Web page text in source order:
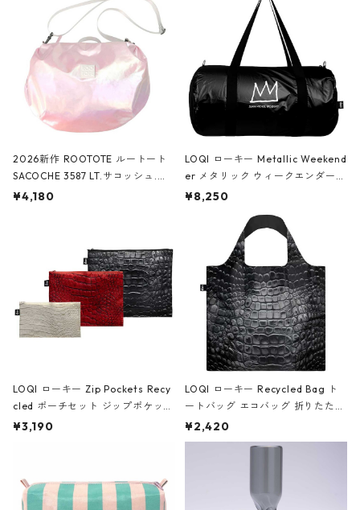
2026新作 ROOTOTE ルートート
SACOCHE 3587 LT.サコッシュ.ル
ミエ-B ショルダーバッグ グロスピ
¥4,180
LOQI ローキー Metallic Weekend
er メタリック ウィークエンダー
ボストンバッグ ショルダーバッグ
Black ジャン=ミッシェル・バスキ
ア/クラウン ブラック
¥8,250
LOQI ローキー Zip Pockets Recy
cled ポーチセット ジップポケット
ファスナーポーチ 撥水加工 トラベ
ーガンディー、オフホワイト
¥3,190
LOQI ローキー Recycled Bag ト
ートバッグ エコバッグ 折りたたみ
大きめ 撥水加工 収納ポーチ CRO
CODILE/Black クロコダイル/ブラ
¥2,420